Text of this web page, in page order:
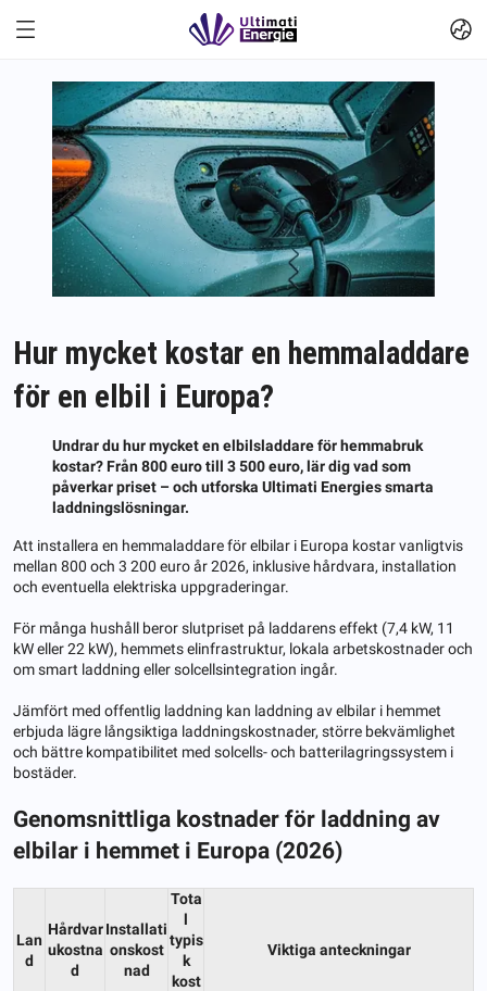
Hur mycket kostar en hemmaladdare
för en elbil i Europa?
Undrar du hur mycket en elbilsladdare för hemmabruk
kostar? Från 800 euro till 3 500 euro, lär dig vad som
påverkar priset – och utforska Ultimati Energies smarta
laddningslösningar.
Att installera en hemmaladdare för elbilar i Europa kostar vanligtvis
mellan 800 och 3 200 euro år 2026, inklusive hårdvara, installation
och eventuella elektriska uppgraderingar.
För många hushåll beror slutpriset på laddarens effekt (7,4 kW, 11
kW eller 22 kW), hemmets elinfrastruktur, lokala arbetskostnader och
om smart laddning eller solcellsintegration ingår.
Jämfört med offentlig laddning kan laddning av elbilar i hemmet
erbjuda lägre långsiktiga laddningskostnader, större bekvämlighet
och bättre kompatibilitet med solcells- och batterilagringssystem i
bostäder.
Genomsnittliga kostnader för laddning av
elbilar i hemmet i Europa (2026)
Lan
d
Hårdvar
ukostna
d
Installati
onskost
nad
Tota
l
typis
k
kost
Viktiga anteckningar